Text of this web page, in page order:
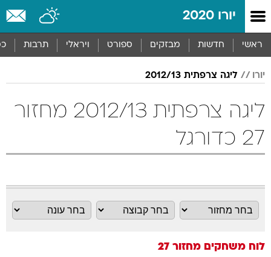
יורו 2020
ראשי חדשות מבזקים ספורט ויראלי תרבות
יורו ליגה צרפתית 2012/13
ליגה צרפתית 2012/13 מחזור
27 כדורגל
לוח משחקים מחזור 27